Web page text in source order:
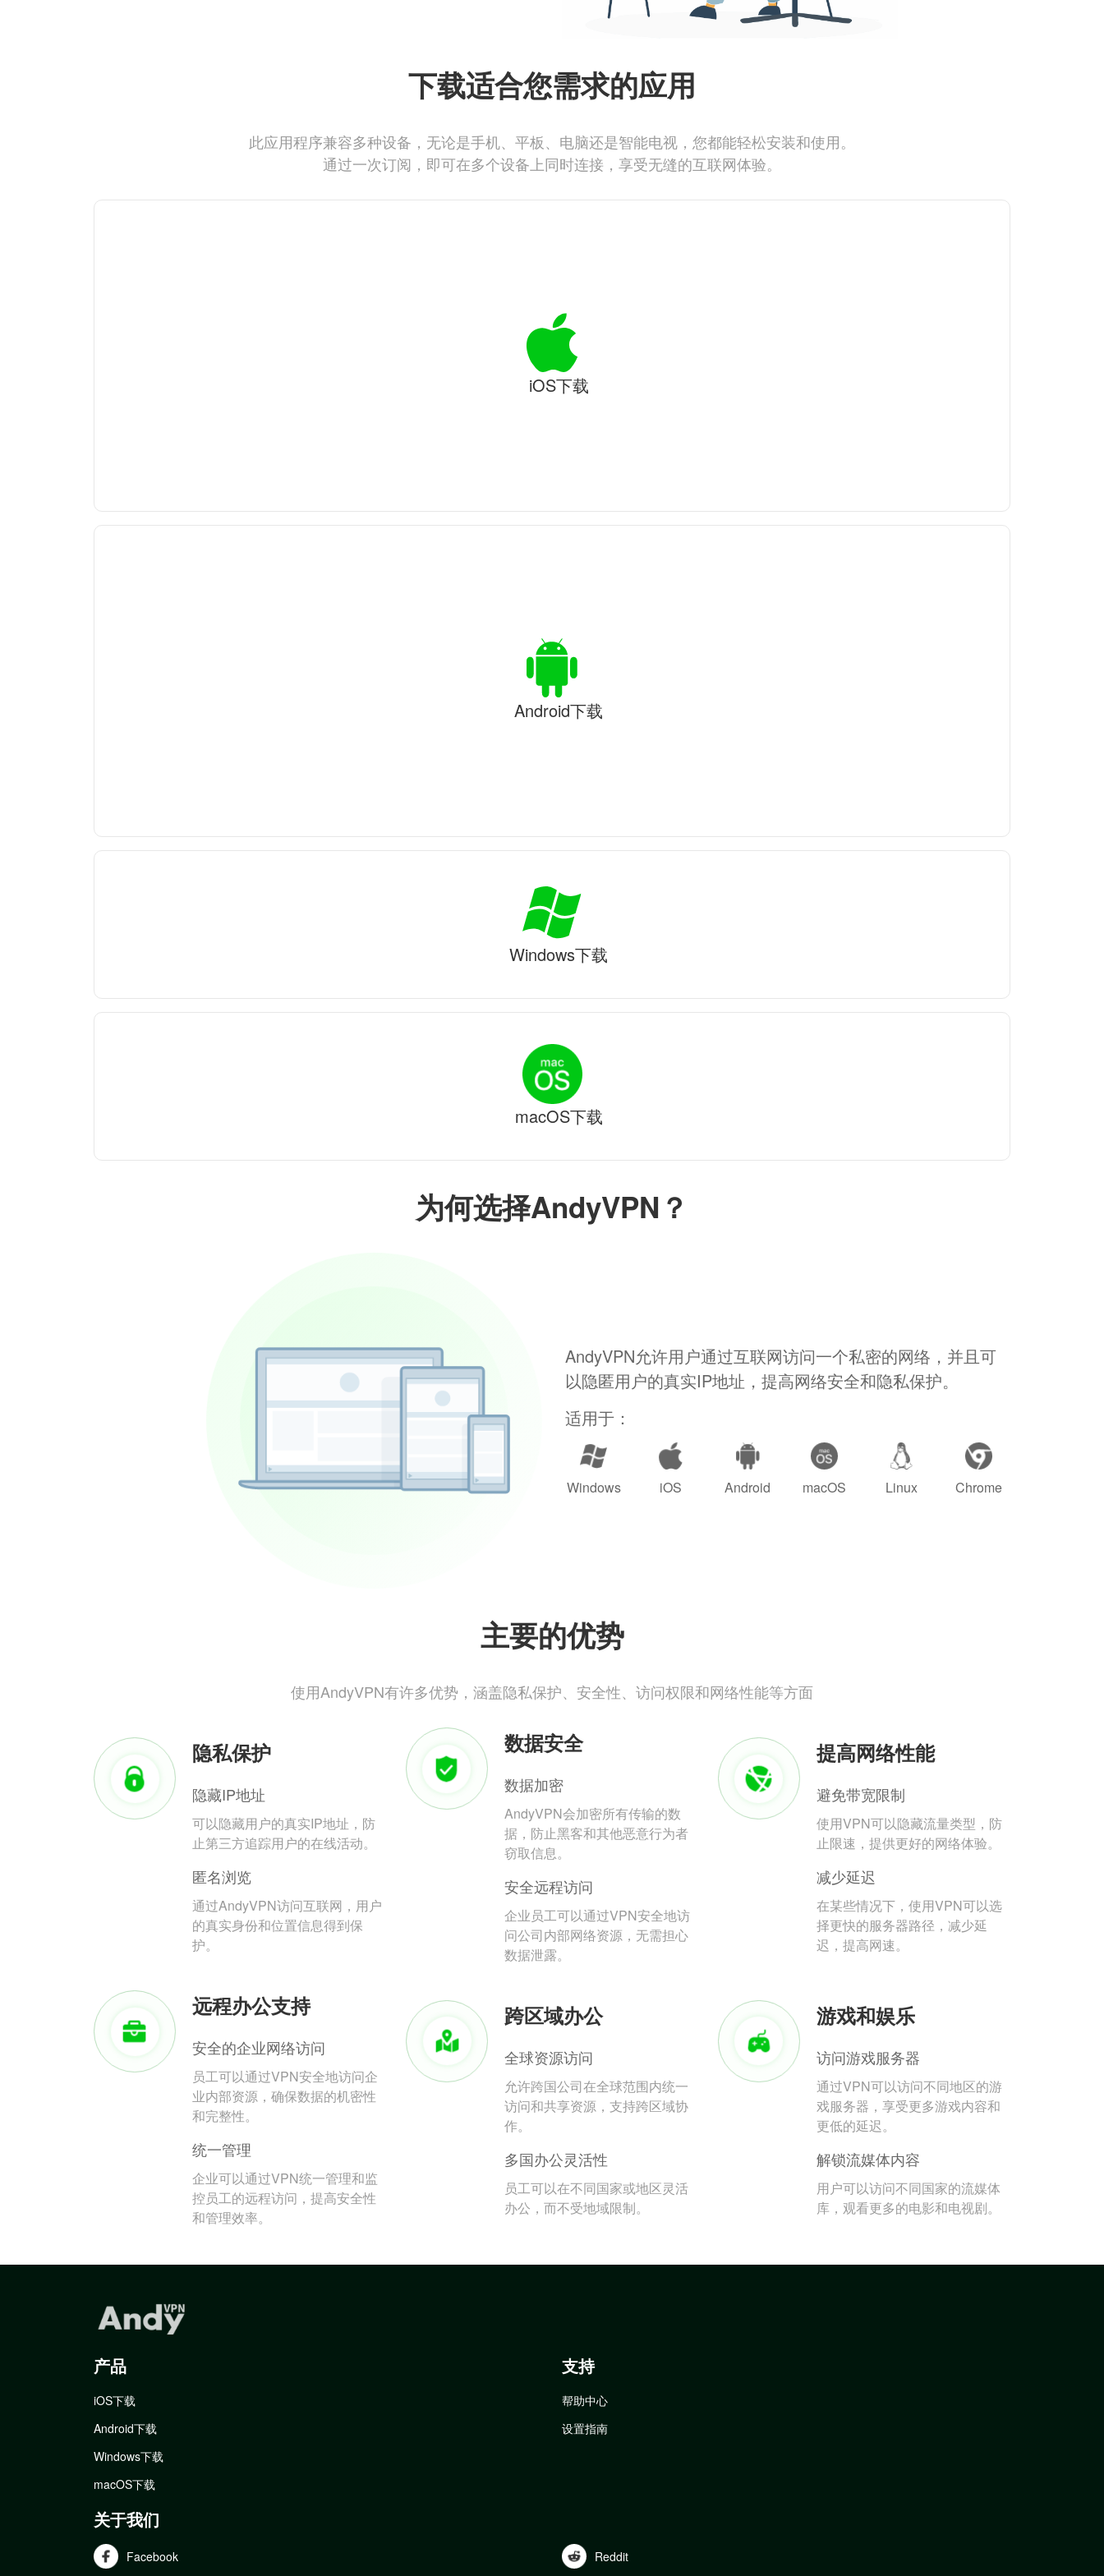
为何选择AndyVPN？
AndyVPN允许用户通过互联网访问一个私密的网络，并且可
以隐匿用户的真实IP地址，提高网络安全和隐私保护。
适用于：
Windows iOS Android macOS Linux Chrome
主要的优势
使用AndyVPN有许多优势，涵盖隐私保护、安全性、访问权限和网络性能等方面
隐私保护
隐藏IP地址
可以隐藏用户的真实IP地址，防
止第三方追踪用户的在线活动。
匿名浏览
通过AndyVPN访问互联网，用户
的真实身份和位置信息得到保
护。
数据安全
数据加密
AndyVPN会加密所有传输的数
据，防止黑客和其他恶意行为者
窃取信息。
安全远程访问
企业员工可以通过VPN安全地访
问公司内部网络资源，无需担心
数据泄露。
提高网络性能
避免带宽限制
使用VPN可以隐藏流量类型，防
止限速，提供更好的网络体验。
减少延迟
在某些情况下，使用VPN可以选
择更快的服务器路径，减少延
迟，提高网速。
远程办公支持
安全的企业网络访问
员工可以通过VPN安全地访问企
业内部资源，确保数据的机密性
和完整性。
统一管理
企业可以通过VPN统一管理和监
控员工的远程访问，提高安全性
和管理效率。
跨区域办公
全球资源访问
允许跨国公司在全球范围内统一
访问和共享资源，支持跨区域协
作。
多国办公灵活性
员工可以在不同国家或地区灵活
办公，而不受地域限制。
游戏和娱乐
访问游戏服务器
通过VPN可以访问不同地区的游
戏服务器，享受更多游戏内容和
更低的延迟。
解锁流媒体内容
用户可以访问不同国家的流媒体
库，观看更多的电影和电视剧。
下载适合您需求的应用
此应用程序兼容多种设备，无论是手机、平板、电脑还是智能电视，您都能轻松安装和使用。
通过一次订阅，即可在多个设备上同时连接，享受无缝的互联网体验。
iOS下载
Android下载
Windows下载
macOS下载
产品
iOS下载
Android下载
Windows下载
macOS下载
支持
帮助中心
设置指南
关于我们
Facebook Reddit